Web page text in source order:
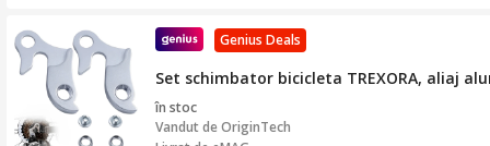
Genius Deals
Set schimbator bicicleta TREXORA, aliaj
în stoc
Vandut deOriginTech